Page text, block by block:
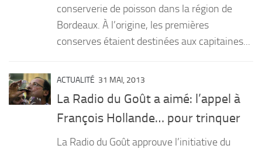
conserverie de poisson dans la région de
Bordeaux. À l’origine, les premières
conserves étaient destinées aux capitaines...
ACTUALITÉ 31 MAI, 2013
La Radio du Goût a aimé: l’appel à
François Hollande… pour trinquer
La Radio du Goût approuve l’initiative du